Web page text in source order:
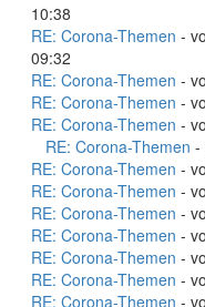
10:38
RE: Corona-Themen -
09:32
RE: Corona-Themen -
RE: Corona-Themen -
RE: Corona-Themen -
RE: Corona-Themen -
RE: Corona-Themen -
RE: Corona-Themen -
RE: Corona-Themen -
RE: Corona-Themen -
RE: Corona-Themen -
RE: Corona-Themen -
RE: Corona-Themen -